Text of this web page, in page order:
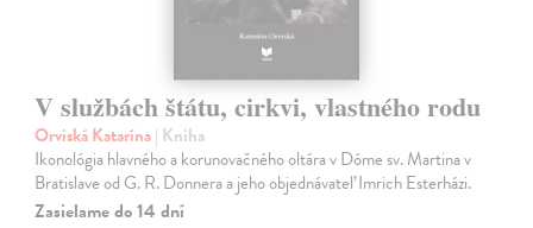
V službách štátu, cirkvi, vlastného rodu
Orviská Katarína| Kniha
Ikonológia hlavného a korunovačného oltára v Dóme sv. Martina v
Bratislave od G. R. Donnera a jeho objednávateľ Imrich Esterházi.
Zasielame do 14 dní